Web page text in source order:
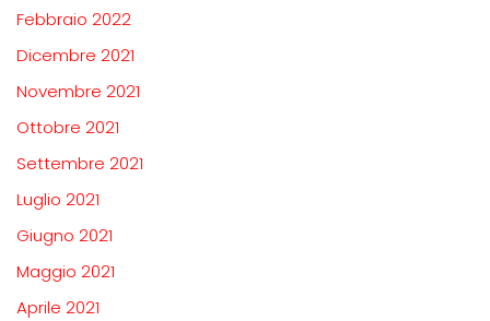
Febbraio 2022
Dicembre 2021
Novembre 2021
Ottobre 2021
Settembre 2021
Luglio 2021
Giugno 2021
Maggio 2021
Aprile 2021